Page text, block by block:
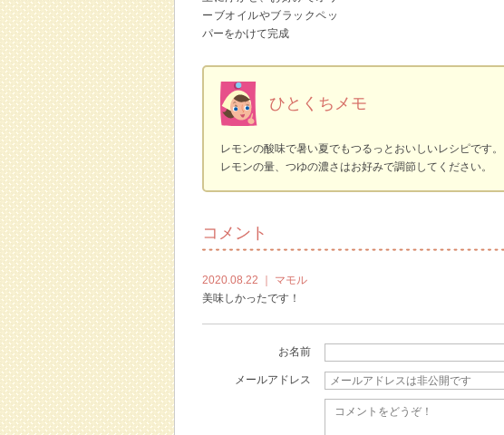
ーブオイルやブラックペッ
パーをかけて完成
ひとくちメモ
レモンの酸味で暑い夏でもつるっとおいしいレシピです。
レモンの量、つゆの濃さはお好みで調節してください。
コメント
2020.08.22 ｜ マモル
美味しかったです！
お名前
メールアドレス